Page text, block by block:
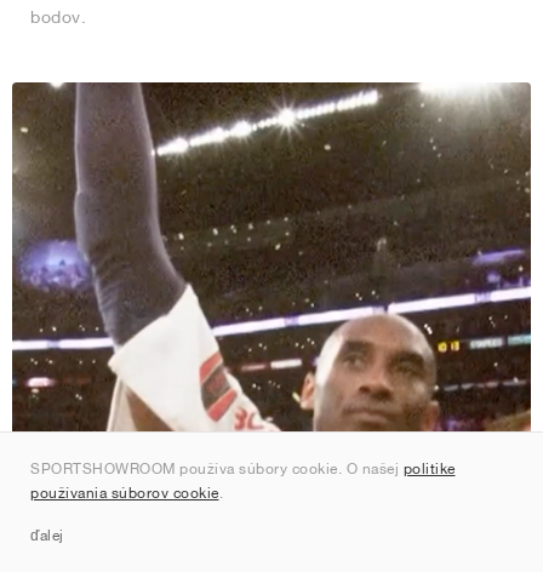
bodov.
SPORTSHOWROOM používa súbory cookie. O našej politike
používania súborov cookie.
ďalej